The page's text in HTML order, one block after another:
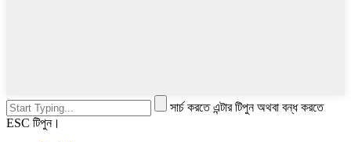
সার্চ করতে এন্টার টিপুন অথবা বন্ধ করতে
ESC টিপুন।